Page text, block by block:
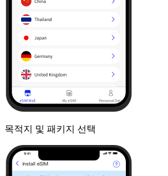
목적지 및 패키지 선택